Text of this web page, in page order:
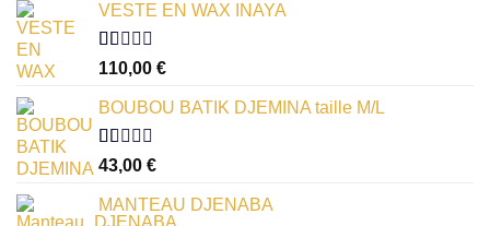
VESTE EN WAX INAYA
Note
sur
5
110,00 €
BOUBOU BATIK DJEMINA taille M/L
Note
1.00
sur
5
43,00 €
MANTEAU DJENABA